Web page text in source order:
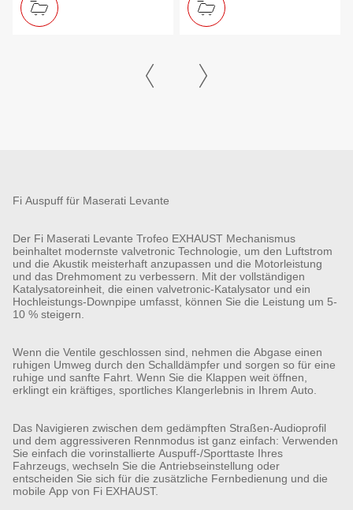
Fi Auspuff für Maserati Levante
Der Fi Maserati Levante Trofeo EXHAUST Mechanismus
beinhaltet modernste valvetronic Technologie, um den Luftstrom
und die Akustik meisterhaft anzupassen und die Motorleistung
und das Drehmoment zu verbessern. Mit der vollständigen
Katalysatoreinheit, die einen valvetronic-Katalysator und ein
Hochleistungs-Downpipe umfasst, können Sie die Leistung um 5-
10 % steigern.
Wenn die Ventile geschlossen sind, nehmen die Abgase einen
ruhigen Umweg durch den Schalldämpfer und sorgen so für eine
ruhige und sanfte Fahrt. Wenn Sie die Klappen weit öffnen,
erklingt ein kräftiges, sportliches Klangerlebnis in Ihrem Auto.
Das Navigieren zwischen dem gedämpften Straßen-Audioprofil
und dem aggressiveren Rennmodus ist ganz einfach: Verwenden
Sie einfach die vorinstallierte Auspuff-/Sporttaste Ihres
Fahrzeugs, wechseln Sie die Antriebseinstellung oder
entscheiden Sie sich für die zusätzliche Fernbedienung und die
mobile App von Fi EXHAUST.